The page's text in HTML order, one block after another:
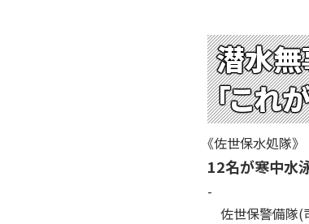
潜水
「これ
《佐世保水処隊》
12名が寒中水
-
佐世保警備隊(